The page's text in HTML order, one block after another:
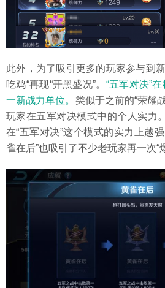
此外，为了吸引更多的玩家参与到
吃鸡“再现“开黑盛况”。 “五军对决”
一新战力单位。 类似于之前的“荣耀
玩家在五军对决模式中的个人实力
在“五军对决”这个模式的实力上越
雀在后”也吸引了不少老玩家再一次“